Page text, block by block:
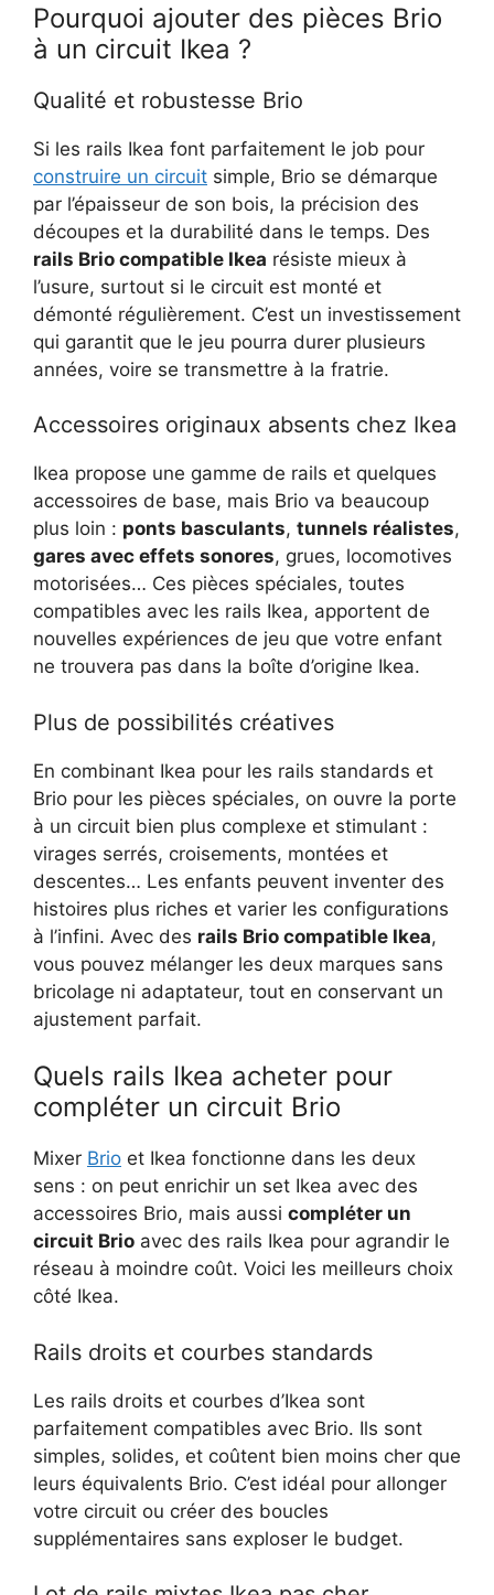
Pourquoi ajouter des pièces Brio
à un circuit Ikea ?
Qualité et robustesse Brio
Si les rails Ikea font parfaitement le job pour
construire un circuit simple, Brio se démarque
par l’épaisseur de son bois, la précision des
découpes et la durabilité dans le temps. Des
rails Brio compatible Ikea résiste mieux à
l’usure, surtout si le circuit est monté et
démonté régulièrement. C’est un investissement
qui garantit que le jeu pourra durer plusieurs
années, voire se transmettre à la fratrie.
Accessoires originaux absents chez Ikea
Ikea propose une gamme de rails et quelques
accessoires de base, mais Brio va beaucoup
plus loin : ponts basculants, tunnels réalistes,
gares avec effets sonores, grues, locomotives
motorisées… Ces pièces spéciales, toutes
compatibles avec les rails Ikea, apportent de
nouvelles expériences de jeu que votre enfant
ne trouvera pas dans la boîte d’origine Ikea.
Plus de possibilités créatives
En combinant Ikea pour les rails standards et
Brio pour les pièces spéciales, on ouvre la porte
à un circuit bien plus complexe et stimulant :
virages serrés, croisements, montées et
descentes… Les enfants peuvent inventer des
histoires plus riches et varier les configurations
à l’infini. Avec des rails Brio compatible Ikea,
vous pouvez mélanger les deux marques sans
bricolage ni adaptateur, tout en conservant un
ajustement parfait.
Quels rails Ikea acheter pour
compléter un circuit Brio
Mixer Brio et Ikea fonctionne dans les deux
sens : on peut enrichir un set Ikea avec des
accessoires Brio, mais aussi compléter un
circuit Brio avec des rails Ikea pour agrandir le
réseau à moindre coût. Voici les meilleurs choix
côté Ikea.
Rails droits et courbes standards
Les rails droits et courbes d’Ikea sont
parfaitement compatibles avec Brio. Ils sont
simples, solides, et coûtent bien moins cher que
leurs équivalents Brio. C’est idéal pour allonger
votre circuit ou créer des boucles
supplémentaires sans exploser le budget.